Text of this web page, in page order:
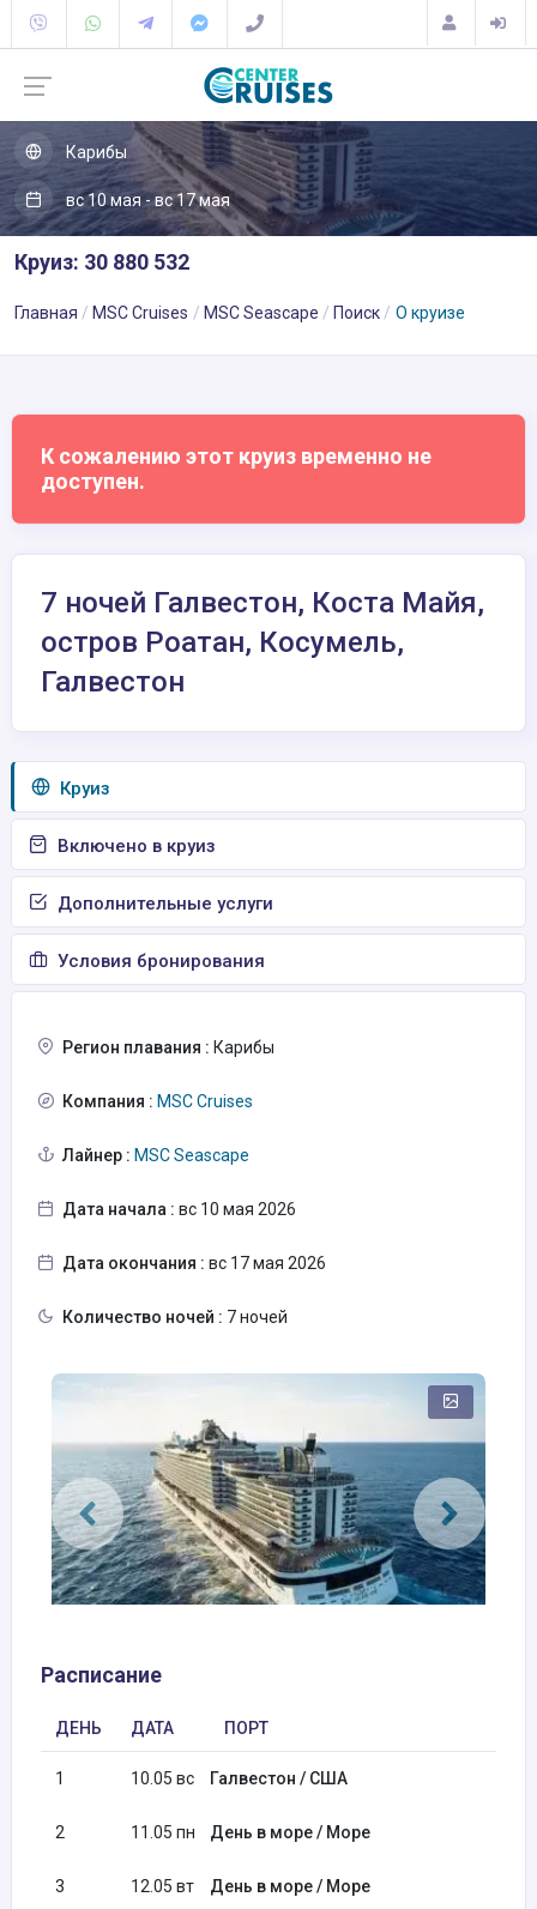
Карибы
вс 10 мая - вс 17 мая
Круиз: 30 880 532
Главная MSC Cruises MSC Seascape Поиск О круизе
К сожалению этот круиз временно не
доступен.
7 ночей Галвестон, Коста Майя,
остров Роатан, Косумель,
Галвестон
Круиз
Включено в круиз
Дополнительные услуги
Условия бронирования
Регион плавания : Карибы
Компания : MSC Cruises
Лайнер : MSC Seascape
Дата начала : вс 10 мая 2026
Дата окончания : вс 17 мая 2026
Количество ночей : 7 ночей
Расписание
ДЕНЬ ДАТА ПОРТ
1 10.05 вс Галвестон / США
2 11.05 пн День в море / Море
3 12.05 вт День в море / Море